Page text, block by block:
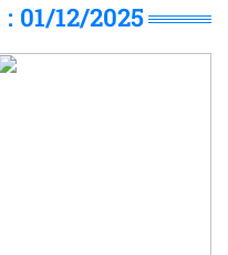
01/12/2025